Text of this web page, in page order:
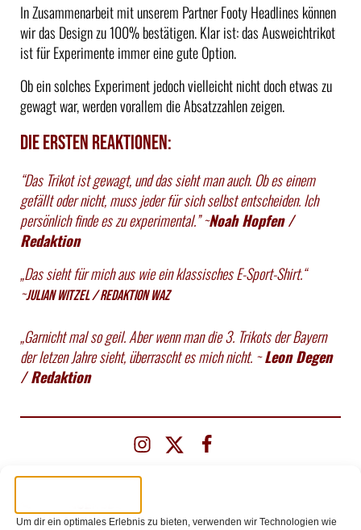
Um dir ein optimales Erlebnis zu bieten, verwenden wir Technologien wie
In Zusammenarbeit mit unserem Partner Footy Headlines können
wir das Design zu 100% bestätigen. Klar ist: das Ausweichtrikot
ist für Experimente immer eine gute Option.
Ob ein solches Experiment jedoch vielleicht nicht doch etwas zu
gewagt war, werden vorallem die Absatzzahlen zeigen.
Die ersten Reaktionen:
“Das Trikot ist gewagt, und das sieht man auch. Ob es einem
gefällt oder nicht, muss jeder für sich selbst entscheiden. Ich
persönlich finde es zu experimental.” ~Noah Hopfen /
Redaktion
„Das sieht für mich aus wie ein klassisches E-Sport-Shirt.“
~Julian Witzel / Redaktion WAZ
„Garnicht mal so geil. Aber wenn man die 3. Trikots der Bayern
der letzen Jahre sieht, überrascht es mich nicht. ~Leon Degen
/ Redaktion